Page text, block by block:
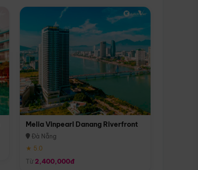
Melia Vinpearl Danang Riverfront
Đà Nẵng
★ 5.0
Từ 2,400,000đ